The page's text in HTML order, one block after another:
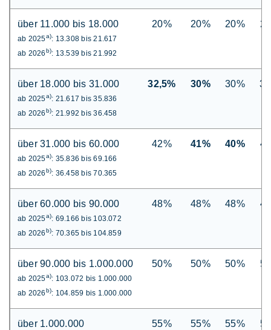
über 11.000 bis 18.000
ab 2025a): 13.308 bis 21.617
ab 2026b): 13.539 bis 21.992
20% 20% 20%
über 18.000 bis 31.000
ab 2025a): 21.617 bis 35.836
ab 2026b): 21.992 bis 36.458
32,5% 30% 30%
über 31.000 bis 60.000
ab 2025a): 35.836 bis 69.166
ab 2026b): 36.458 bis 70.365
42% 41% 40%
über 60.000 bis 90.000
ab 2025a): 69.166 bis 103.072
ab 2026b): 70.365 bis 104.859
48% 48% 48%
über 90.000 bis 1.000.000
ab 2025a): 103.072 bis 1.000.000
ab 2026b): 104.859 bis 1.000.000
50% 50% 50%
über 1.000.000 55% 55% 55%